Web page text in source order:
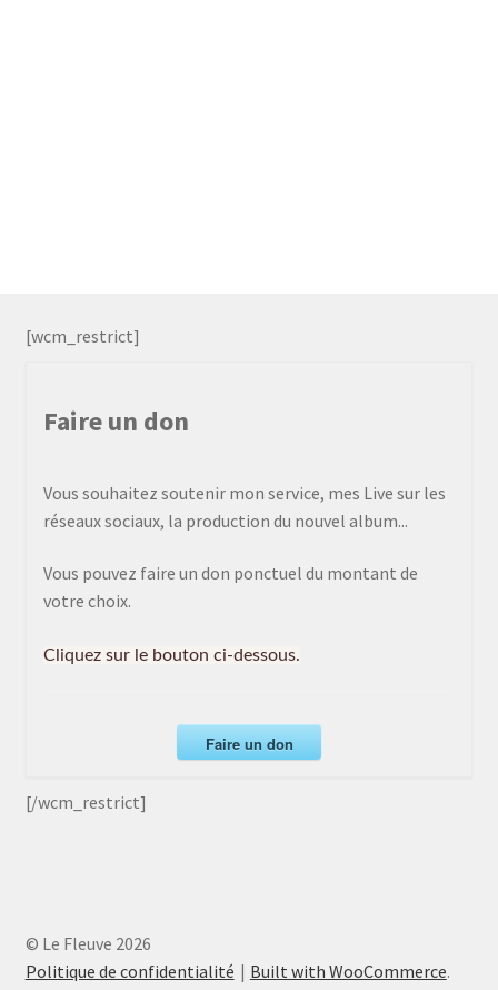
[wcm_restrict]
Faire un don
Vous souhaitez soutenir mon service, mes Live sur les
réseaux sociaux, la production du nouvel album...
Vous pouvez faire un don ponctuel du montant de
votre choix.
Cliquez sur le bouton ci-dessous.
Faire un don
[/wcm_restrict]
© Le Fleuve 2026
Politique de confidentialité
Built with WooCommerce.